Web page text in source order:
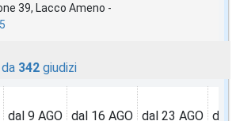
39, Lacco Ameno -
342 giudizi
dal 9 AGO dal 16 AGO dal 23 AGO dal